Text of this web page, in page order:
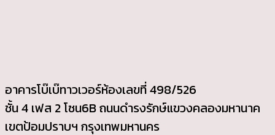
อาคารโบ๊เบ๊ทาวเวอร์ห้องเลขที่ 498/526
ชั้น 4 เฟส 2 โซน6B ถนนดํารงรักษ์แขวงคลองมหานาค
เขตป้อมปราบฯ กรุงเทพมหานคร